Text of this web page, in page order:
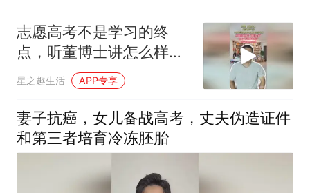
志愿高考不是学习的终
点，听董博士讲怎么样对
待高考
星之趣生活 APP专享
妻子抗癌，女儿备战高考，丈夫伪造证件
和第三者培育冷冻胚胎